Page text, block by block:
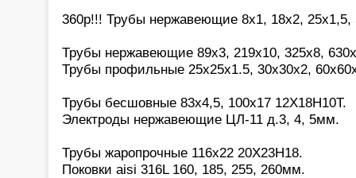
360р!!! Трубы нержавеющие 8х1, 18х2, 25х1,5,
Трубы нержавеющие 89х3, 219х10, 325х8,
Трубы профильные 25х25х1.5, 30х30х2,
Трубы бесшовные 83х4,5, 100х17 12Х18Н10Т.
Электроды нержавеющие ЦЛ-11 д.3, 4, 5мм.
Трубы жаропрочные 116х22 20Х23Н18.
Поковки aisi 316L 160, 185, 255, 260мм.